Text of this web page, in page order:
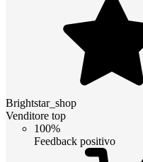
Brightstar_shop
Venditore top
100%
Feedback positivo